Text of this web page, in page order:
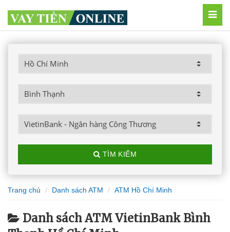
TÌM KIẾM
Trang chủ Danh sách ATM ATM Hồ Chí Minh
Danh sách ATM VietinBank Bình